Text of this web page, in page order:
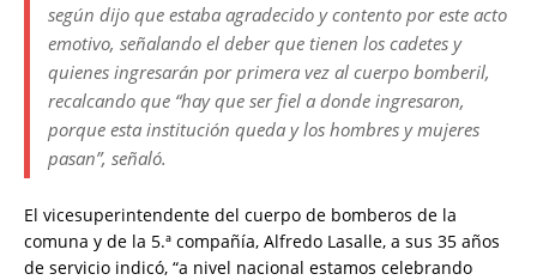
según dijo que estaba agradecido y contento por este acto
emotivo, señalando el deber que tienen los cadetes y
quienes ingresarán por primera vez al cuerpo bomberil,
recalcando que “hay que ser fiel a donde ingresaron,
porque esta institución queda y los hombres y mujeres
pasan”, señaló.
El vicesuperintendente del cuerpo de bomberos de la
comuna y de la 5.ª compañía, Alfredo Lasalle, a sus 35 años
de servicio indicó, “a nivel nacional estamos celebrando